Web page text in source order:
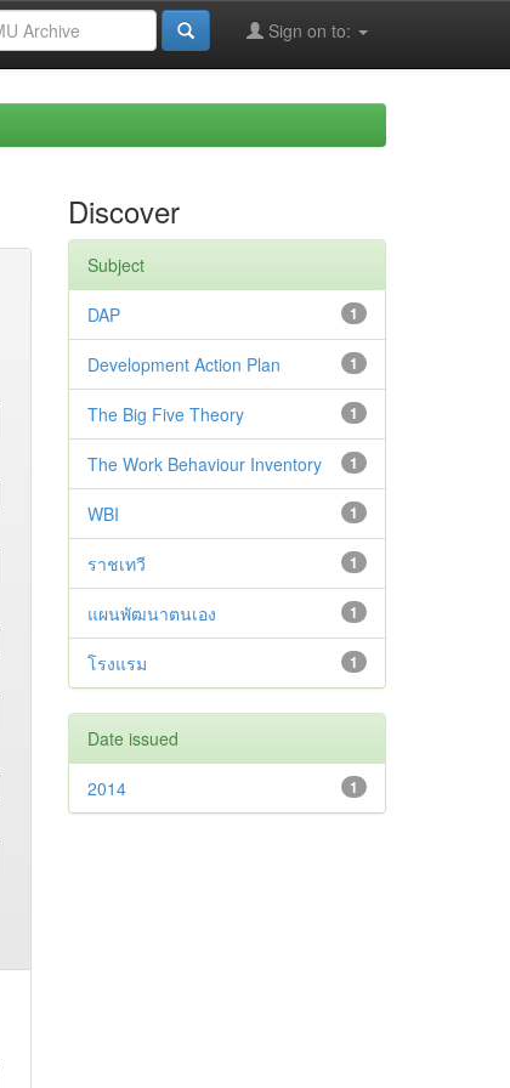
Sign on to:
Discover
Subject
1
DAP
1
Development Action Plan
1
The Big Five Theory
1
The Work Behaviour Inventory
1
WBI
1
ราชเทวี
1
แผนพัฒนาตนเอง
1
โรงแรม
Date issued
1
2014